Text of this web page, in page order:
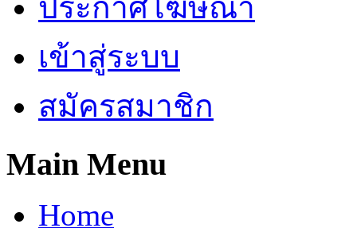
ประกาศโฆษณา
เข้าสู่ระบบ
สมัครสมาชิก
Main Menu
Home